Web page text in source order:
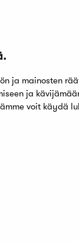
ja mainosten
ja
voit käydä